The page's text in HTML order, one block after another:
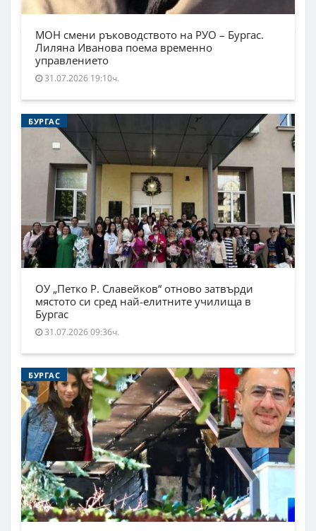
МОН смени ръководството на РУО – Бургас.
Лиляна Иванова поема временно
управлението
31.07.2026 19:10ч.
БУРГАС
ОУ „Петко Р. Славейков“ отново затвърди
мястото си сред най-елитните училища в
Бургас
31.07.2026 09:36ч.
БУРГАС